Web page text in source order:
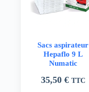
Sacs aspirateur
Hepaflo 9 L
Numatic
35,50 € TTC